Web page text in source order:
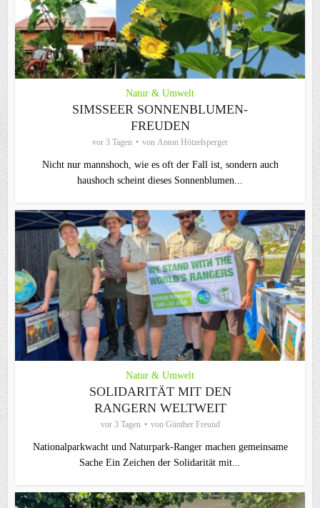
Natur & Umwelt
SIMSSEER SONNENBLUMEN-
FREUDEN
vor 3 Tagen von Anton Hötzelsperger
Nicht nur mannshoch, wie es oft der Fall ist, sondern auch
haushoch scheint dieses Sonnenblumen...
Natur & Umwelt
SOLIDARITÄT MIT DEN
RANGERN WELTWEIT
vor 3 Tagen von Günther Freund
Nationalparkwacht und Naturpark-Ranger machen gemeinsame
Sache Ein Zeichen der Solidarität mit...